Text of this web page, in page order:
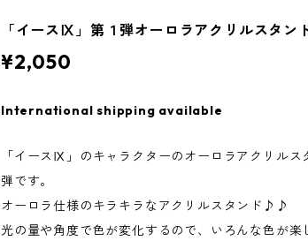
「イースⅨ」第１弾オーロラアクリルスタン
¥2,050
International shipping available
「イースⅨ」のキャラクターのオーロラアクリルス
弾です。
オーロラ仕様のキラキラなアクリルスタンド♪♪
光の量や角度で色が変化するので、いろんな色が楽